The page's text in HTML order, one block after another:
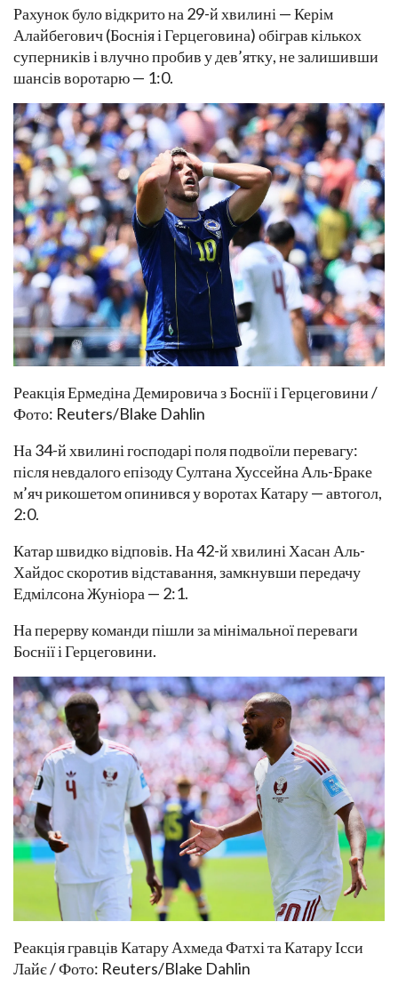
Рахунок було відкрито на 29-й хвилині — Керім
Алайбегович (Боснія і Герцеговина) обіграв кількох
суперників і влучно пробив у дев’ятку, не залишивши
шансів воротарю — 1:0.
Реакція Ермедіна Демировича з Боснії і Герцеговини /
Фото: Reuters/Blake Dahlin
На 34-й хвилині господарі поля подвоїли перевагу:
після невдалого епізоду Султана Хуссейна Аль-Браке
м’яч рикошетом опинився у воротах Катару — автогол,
2:0.
Катар швидко відповів. На 42-й хвилині Хасан Аль-
Хайдос скоротив відставання, замкнувши передачу
Едмілсона Жуніора — 2:1.
На перерву команди пішли за мінімальної переваги
Боснії і Герцеговини.
Реакція гравців Катару Ахмеда Фатхі та Катару Ісси
Лайє / Фото: Reuters/Blake Dahlin